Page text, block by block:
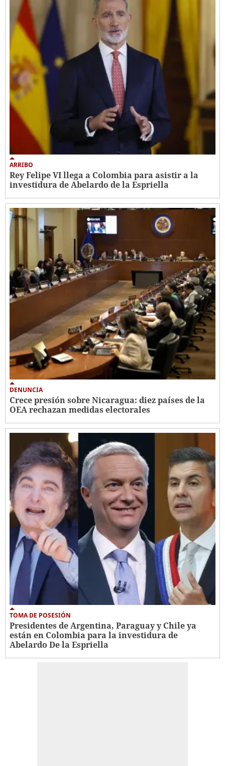
ARRIBO
Rey Felipe VI llega a Colombia para asistir a la
investidura de Abelardo de la Espriella
DENUNCIA
Crece presión sobre Nicaragua: diez países de la
OEA rechazan medidas electorales
TOMA DE POSESIÓN
Presidentes de Argentina, Paraguay y Chile ya
están en Colombia para la investidura de
Abelardo De la Espriella